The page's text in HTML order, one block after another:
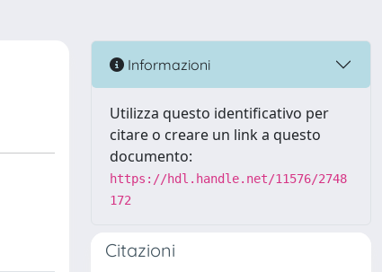
Informazioni
Utilizza questo identificativo per
citare o creare un link a questo
documento:
https://hdl.handle.net/11576/2748
172
Citazioni